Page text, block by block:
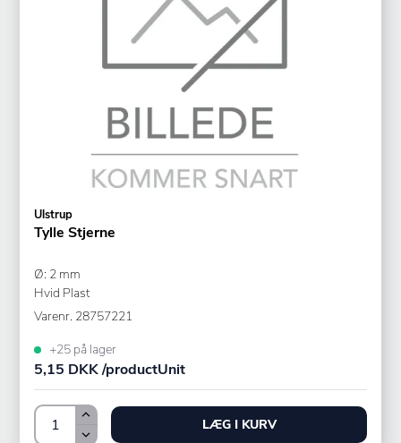
Ulstrup
Tylle Stjerne
Ø: 2 mm
Hvid Plast
Varenr. 28757221
+25 på lager
5,15 DKK /productUnit
LÆG I KURV